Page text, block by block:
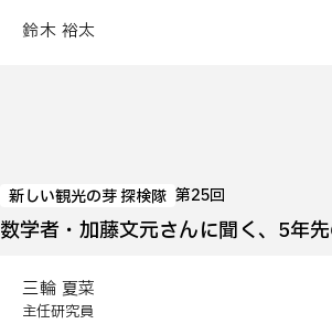
鈴木 裕太
新しい観光の芽 探検隊 第25回
数学者・加藤文元さんに聞く、5年
三輪 夏菜
主任研究員